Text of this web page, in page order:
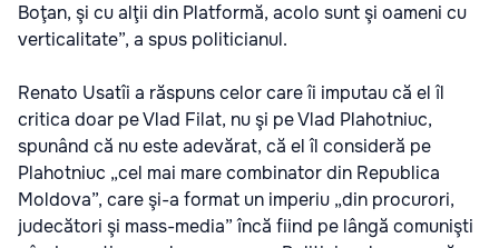
Boţan, şi cu alţii din Platformă, acolo sunt şi oameni cu
verticalitate”, a spus politicianul.
Renato Usatîi a răspuns celor care îi imputau că el îl
critica doar pe Vlad Filat, nu şi pe Vlad Plahotniuc,
spunând că nu este adevărat, că el îl consideră pe
Plahotniuc „cel mai mare combinator din Republica
Moldova”, care şi-a format un imperiu „din procurori,
judecători şi mass-media” încă fiind pe lângă comunişti